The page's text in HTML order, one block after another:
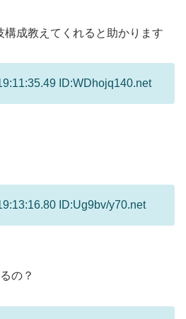
成教えてくれると助かります
ID:WDhojq140.net
ID:Ug9bv/y70.net
の？